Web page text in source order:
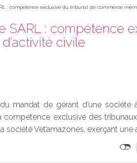
: compétence exclusive du tribunal de commerce
SARL : compétence
civile
mandat de gérant d’une société
compétence exclusive des
société Vet’amazones, exerçant une